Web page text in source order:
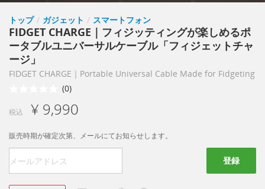
トップ / ガジェット / スマートフォン
FIDGET CHARGE｜フィジッティングが楽しめるポ
ータブルユニバーサルケーブル「フィジェットチャ
ージ」
FIDGET CHARGE｜Portable Universal Cable Made for Fidgeting
(0)
税込 ¥ 9,990
販売時期が確定次第、メールにてお知らせします。
登録